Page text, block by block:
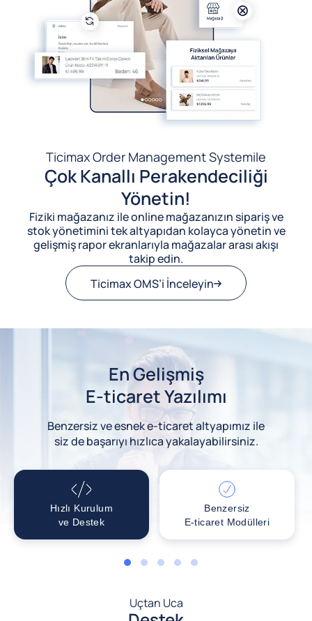
Ticimax Order Management Systemile
Çok Kanallı Perakendeciliği
Yönetin!
Fiziki mağazanız ile online mağazanızın sipariş ve
stok yönetimini tek altyapıdan kolayca yönetin ve
gelişmiş rapor ekranlarıyla mağazalar arası akışı
takip edin.
Ticimax OMS’i İnceleyin
En Gelişmiş
E-ticaret Yazılımı
Benzersiz ve esnek e-ticaret altyapımız ile
siz de başarıyı hızlıca yakalayabilirsiniz.
Hızlı Kurulum
ve Destek
Benzersiz
E-ticaret Modülleri
1 2 3 4 5
Uçtan Uca